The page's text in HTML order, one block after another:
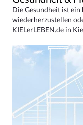
Die Gesundheit ist ein
wiederherzustellen
KIELerLEBEN.de in